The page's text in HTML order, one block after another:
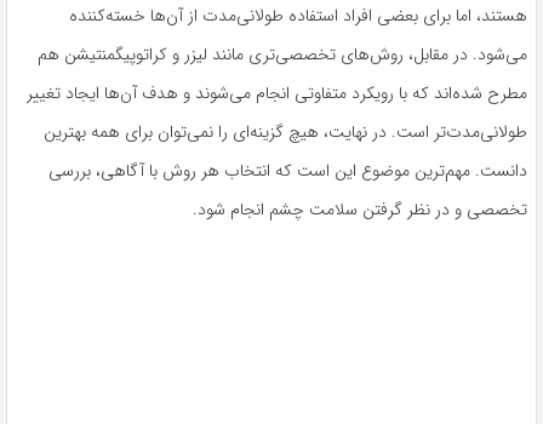
هستند، اما برای بعضی افراد استفاده طولانی‌مدت از آن‌ها خسته‌کننده
می‌شود. در مقابل، روش‌های تخصصی‌تری مانند لیزر و کراتوپیگمنتیشن هم
مطرح شده‌اند که با رویکرد متفاوتی انجام می‌شوند و هدف آن‌ها ایجاد تغییر
طولانی‌مدت‌تر است. در نهایت، هیچ گزینه‌ای را نمی‌توان برای همه بهترین
دانست. مهم‌ترین موضوع این است که انتخاب هر روش با آگاهی، بررسی
تخصصی و در نظر گرفتن سلامت چشم انجام شود.